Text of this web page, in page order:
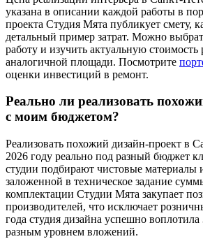
указана в описании каждой работы в
проекта Студия Мята публикует смету,
детальный пример затрат. Можно
работу и изучить актуальную стоимость
аналогичной площади. Посмотрите
оценки инвестиций в ремонт.
Реально ли реализовать
с моим бюджетом?
Реализовать похожий дизайн-проект в
2026 году реально под разный бюджет
студии подбирают чистовые материалы
заложенной в техническое задание
комплектации Студии Мята закупает
производителей, что исключает
года студия дизайна успешно воплотила
разным уровнем вложений.